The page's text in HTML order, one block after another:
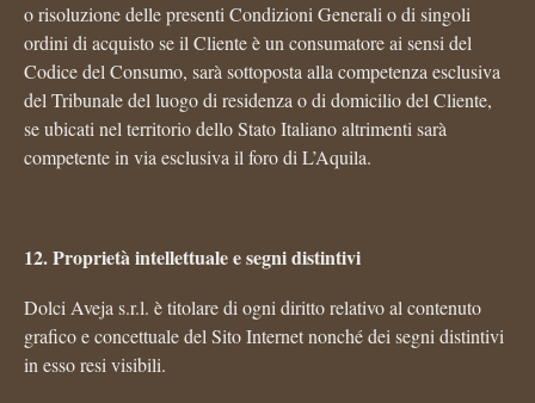
o risoluzione delle presenti Condizioni Generali o di singoli
ordini di acquisto se il Cliente è un consumatore ai sensi del
Codice del Consumo, sarà sottoposta alla competenza esclusiva
del Tribunale del luogo di residenza o di domicilio del Cliente,
se ubicati nel territorio dello Stato Italiano altrimenti sarà
competente in via esclusiva il foro di L’Aquila.
12. Proprietà intellettuale e segni distintivi
Dolci Aveja s.r.l. è titolare di ogni diritto relativo al contenuto
grafico e concettuale del Sito Internet nonché dei segni distintivi
in esso resi visibili.